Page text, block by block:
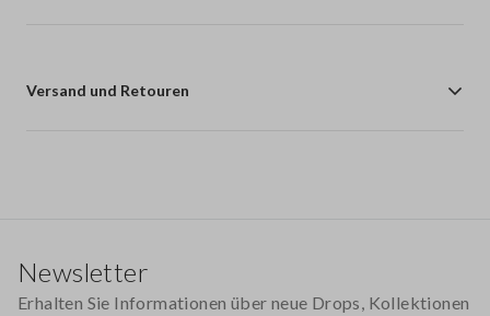
Versand und Retouren
Newsletter
Erhalten Sie Informationen über neue Drops, Kollektionen